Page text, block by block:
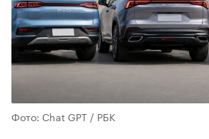
Фото: Chat GPT / РБК